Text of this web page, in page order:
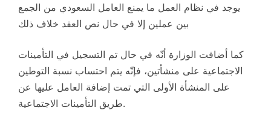
يوجد في نظام العمل ما يمنع العامل السعودي من الجمع
بين عملين إلا في حال نص العقد خلاف ذلك
كما أضافت الوزارة أنّه في حال تم التسجيل في التأمينات
الاجتماعية على منشأتين، فإنّه يتم احتساب نسبة التوطين
على المنشأة الأولى التي تمت إضافة العامل عليها عن
طريق التأمينات الاجتماعية.